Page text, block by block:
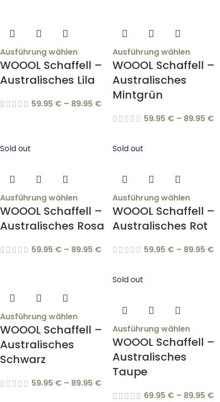
Ausführung wählen
WOOOL Schaffell –
Australisches Lila
59.95 € – 89.95 €
Ausführung wählen
WOOOL Schaffell –
Australisches
Mintgrün
59.95 € – 89.95 €
Sold out
Ausführung wählen
WOOOL Schaffell –
Australisches Rosa
59.95 € – 89.95 €
Sold out
Ausführung wählen
WOOOL Schaffell –
Australisches Rot
59.95 € – 89.95 €
Ausführung wählen
WOOOL Schaffell –
Australisches
Schwarz
59.95 € – 89.95 €
Sold out
Ausführung wählen
WOOOL Schaffell –
Australisches
Taupe
69.95 € – 89.95 €